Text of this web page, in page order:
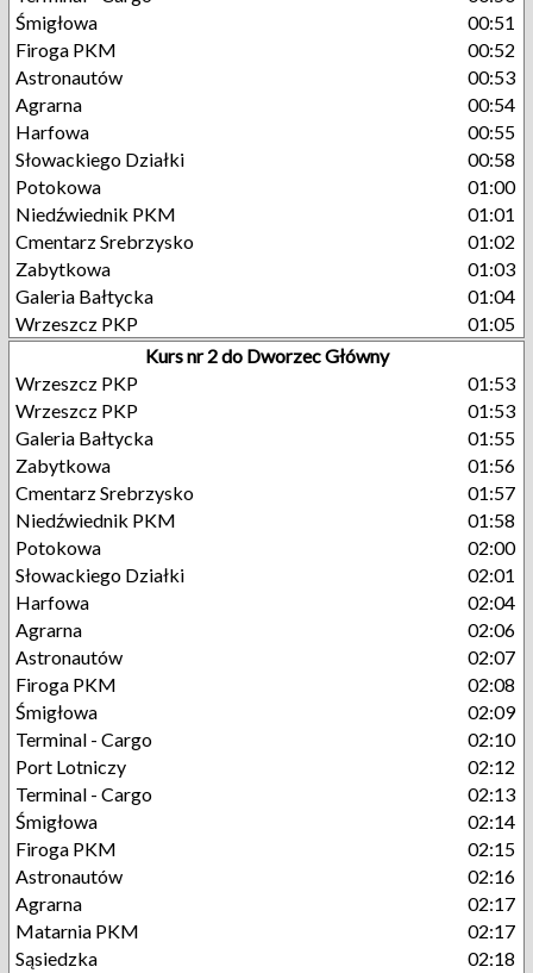
Śmigłowa
00:51
Firoga PKM
00:52
Astronautów
00:53
Agrarna
00:54
Harfowa
00:55
Słowackiego Działki
00:58
Potokowa
01:00
Niedźwiednik PKM
01:01
Cmentarz Srebrzysko
01:02
Zabytkowa
01:03
Galeria Bałtycka
01:04
Wrzeszcz PKP
01:05
Kurs nr 2 do Dworzec Główny
Wrzeszcz PKP
01:53
Wrzeszcz PKP
01:53
Galeria Bałtycka
01:55
Zabytkowa
01:56
Cmentarz Srebrzysko
01:57
Niedźwiednik PKM
01:58
Potokowa
02:00
Słowackiego Działki
02:01
Harfowa
02:04
Agrarna
02:06
Astronautów
02:07
Firoga PKM
02:08
Śmigłowa
02:09
Terminal - Cargo
02:10
Port Lotniczy
02:12
Terminal - Cargo
02:13
Śmigłowa
02:14
Firoga PKM
02:15
Astronautów
02:16
Agrarna
02:17
Matarnia PKM
02:17
Sąsiedzka
02:18